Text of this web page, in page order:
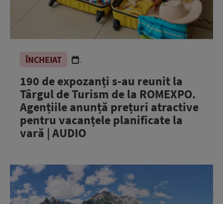
ÎNCHEIAT .
190 de expozanți s-au reunit la
Târgul de Turism de la ROMEXPO.
Agențiile anunță prețuri atractive
pentru vacanțele planificate la
vară | AUDIO